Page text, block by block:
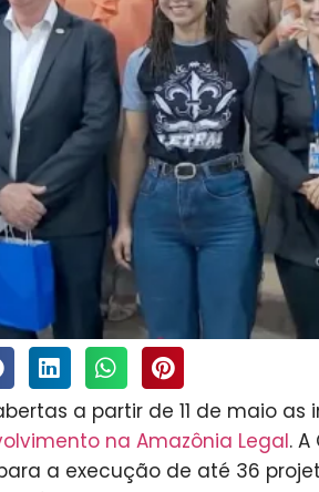
a partir de 11 de maio
na Amazônia Legal. A
a execução de até 36